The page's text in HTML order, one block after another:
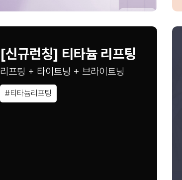
[신규런칭] 티타늄 리프팅
리프팅 + 타이트닝 + 브라이트닝
#티타늄리프팅